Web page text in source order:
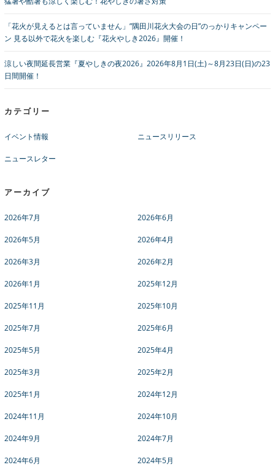
「花火が見えるとは言っていません」”隅田川花火大会の日”のっかりキャンペー
ン 見る以外で花火を楽しむ『花火やしき2026』開催！
涼しい夜間延長営業『夏やしきの夜2026』2026年8月1日(土)～8月23日(日)の23
日間開催！
カテゴリー
イベント情報 ニュースリリース
ニュースレター
アーカイブ
2026年7月 2026年6月
2026年5月 2026年4月
2026年3月 2026年2月
2026年1月 2025年12月
2025年11月 2025年10月
2025年7月 2025年6月
2025年5月 2025年4月
2025年3月 2025年2月
2025年1月 2024年12月
2024年11月 2024年10月
2024年9月 2024年7月
2024年6月 2024年5月